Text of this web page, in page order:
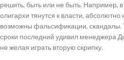
решить, быть или не быть. Например,
олигархи тянутся к власти,
возможны фальсификации, скандалы.
сроки последний удивил менеджера
не желая играть вторую скрипку.